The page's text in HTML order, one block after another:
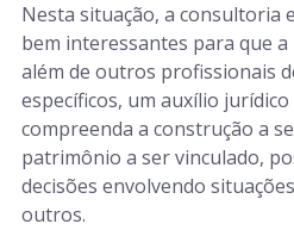
Nesta situação, a consultoria
bem interessantes para que
além de outros profissionais
específicos, um auxílio
compreenda a construção a
patrimônio a ser vinculado,
decisões envolvendo
outros.